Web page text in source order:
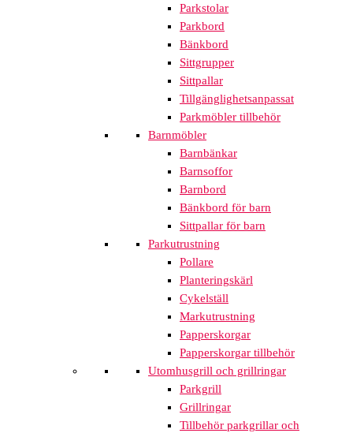
Parkstolar
Parkbord
Bänkbord
Sittgrupper
Sittpallar
Tillgänglighetsanpassat
Parkmöbler tillbehör
Barnmöbler
Barnbänkar
Barnsoffor
Barnbord
Bänkbord för barn
Sittpallar för barn
Parkutrustning
Pollare
Planteringskärl
Cykelställ
Markutrustning
Papperskorgar
Papperskorgar tillbehör
Utomhusgrill och grillringar
Parkgrill
Grillringar
Tillbehör parkgrillar och